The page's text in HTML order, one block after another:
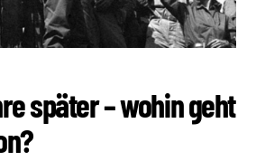
später – wohin geht